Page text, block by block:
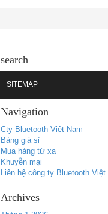
search
Navigation
Cty Bluetooth Việt Nam
Bảng giá sỉ
Mua hàng từ xa
Khuyễn mại
Liên hệ công ty Bluetooth Việt
SITEMAP
Archives